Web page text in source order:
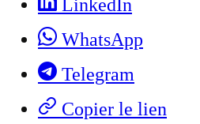
LinkedIn
WhatsApp
Telegram
Copier le lien